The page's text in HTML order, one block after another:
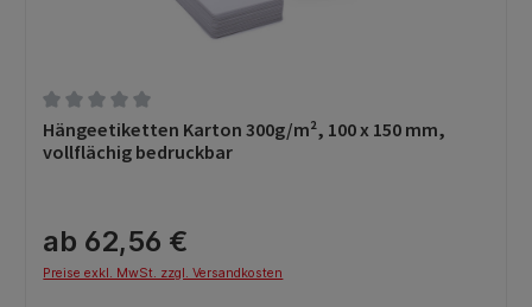
Durchschnittliche Bewertung von 0 von 5 Sternen
Hängeetiketten Karton 300g/m², 100 x 150 mm,
vollflächig bedruckbar
ab 62,56 €
Preise exkl. MwSt. zzgl. Versandkosten